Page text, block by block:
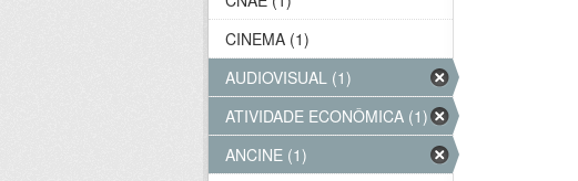
CINEMA (1)
AUDIOVISUAL (1)
ATIVIDADE ECONÔMICA (1)
ANCINE (1)